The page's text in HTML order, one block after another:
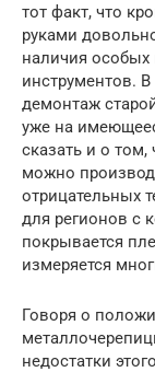
тот факт, что
руками
наличия
инструментов. В
демонтаж
уже на
сказать и о
можно
отрицательных
для регионов с
покрывается
измеряется
Говоря о
недостатки